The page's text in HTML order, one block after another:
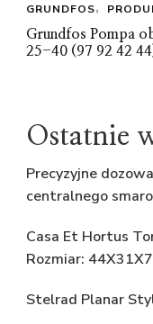
GRUNDFOS
Grundfos Pompa
25-40 (97 92 42
Ostatnie
Precyzyjne
centralnego
Casa Et Hortus
Rozmiar:
Stelrad Planar